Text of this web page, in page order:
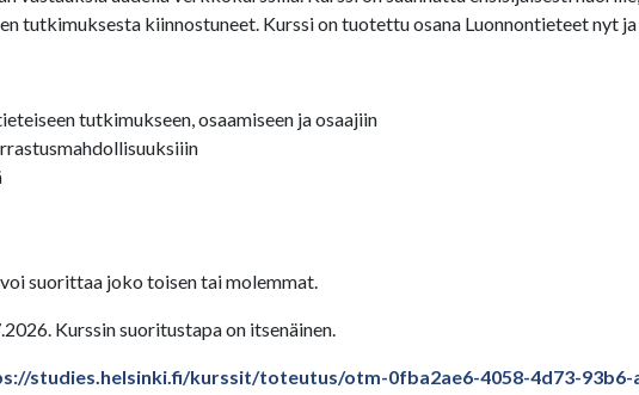
tutkimuksesta kiinnostuneet. Kurssi on tuotettu osana Luonnontieteet nyt ja
tutkimukseen, osaamiseen ja osaajiin
suorittaa joko toisen tai molemmat.
Kurssin suoritustapa on itsenäinen.
studies.helsinki.fi/kurssit/toteutus/otm-0fba2ae6-4058-4d73-93b6-